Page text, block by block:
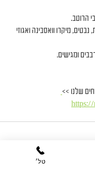
הרוטב.
מיקרו וואסבינה ואגוזי
ומגישים.
שלנו >>
טל׳